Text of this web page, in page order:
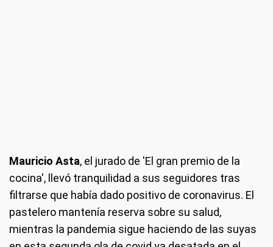
Mauricio Asta, el jurado de 'El gran premio de la
cocina', llevó tranquilidad a sus seguidores tras
filtrarse que había dado positivo de coronavirus. El
pastelero mantenía reserva sobre su salud,
mientras la pandemia sigue haciendo de las suyas